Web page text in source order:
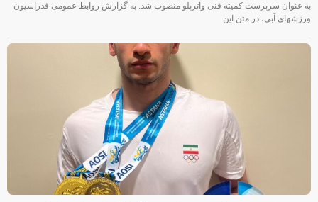
به عنوان سرپرست کمیته فنی واترپلو منصوب شد. به گزارش روابط عمومی فدراسیون
ورزشهای آبی، در متن این